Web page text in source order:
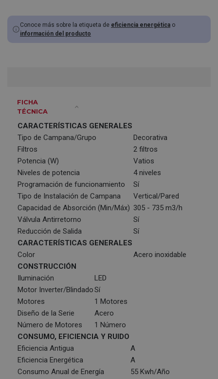
Conoce más sobre la etiqueta de eficiencia energética o
información del producto
FICHA
TÉCNICA
CARACTERÍSTICAS GENERALES
Tipo de Campana/Grupo
Decorativa
Filtros
2 filtros
Potencia (W)
Vatios
Niveles de potencia
4 niveles
Programación de funcionamiento
Sí
Tipo de Instalación de Campana
Vertical/Pared
Capacidad de Absorción (Min/Máx) 305 - 735 m3/h
Válvula Antirretorno
Sí
Reducción de Salida
Sí
CARACTERÍSTICAS GENERALES
Color
Acero inoxidable
CONSTRUCCIÓN
Iluminación
LED
Motor Inverter/BlindadoSí
Motores
1 Motores
Diseño de la Serie
Acero
Número de Motores
1 Número
CONSUMO, EFICIENCIA Y RUIDO
Eficiencia Antigua
A
Eficiencia Energética
A
Consumo Anual de Energía
55 Kwh/Año